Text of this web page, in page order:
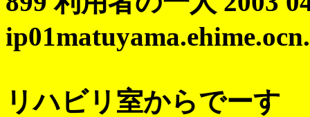
リハビリ室からでーす